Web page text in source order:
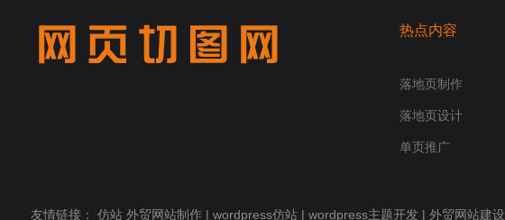
热点内容
落地页制作
落地页设计
单页推广
友情链接： 仿站 外贸网站制作| wordpress仿站| wordpress主题开发| 外贸网站建设